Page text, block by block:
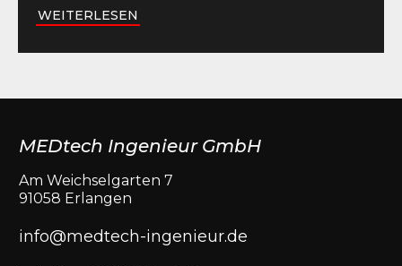
WEITERLESEN
MEDtech Ingenieur GmbH
Am Weichselgarten 7
91058 Erlangen
info@medtech-ingenieur.de